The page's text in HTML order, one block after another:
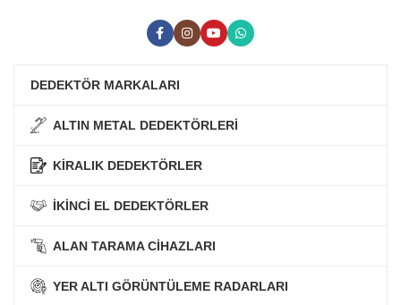
DEDEKTÖR MARKALARI
ALTIN METAL DEDEKTÖRLERİ
KİRALIK DEDEKTÖRLER
İKİNCİ EL DEDEKTÖRLER
ALAN TARAMA CİHAZLARI
YER ALTI GÖRÜNTÜLEME RADARLARI